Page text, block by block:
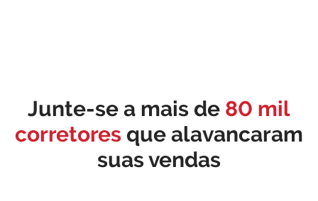
Junte-se a mais de 80 mil
corretores que alavancaram
suas vendas